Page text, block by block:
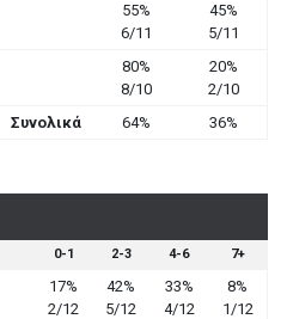
55%
6/11
45%
5/11
80%
8/10
20%
2/10
Συνολικά
64% 36%
0-1 2-3 4-6 7+
17%
2/12
42%
5/12
33%
4/12
8%
1/12